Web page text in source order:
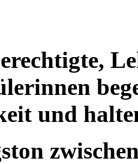
und